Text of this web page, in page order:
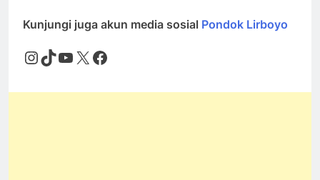
Kunjungi juga akun media sosial Pondok Lirboyo
Instagram
TikTok
YouTube
X Facebook